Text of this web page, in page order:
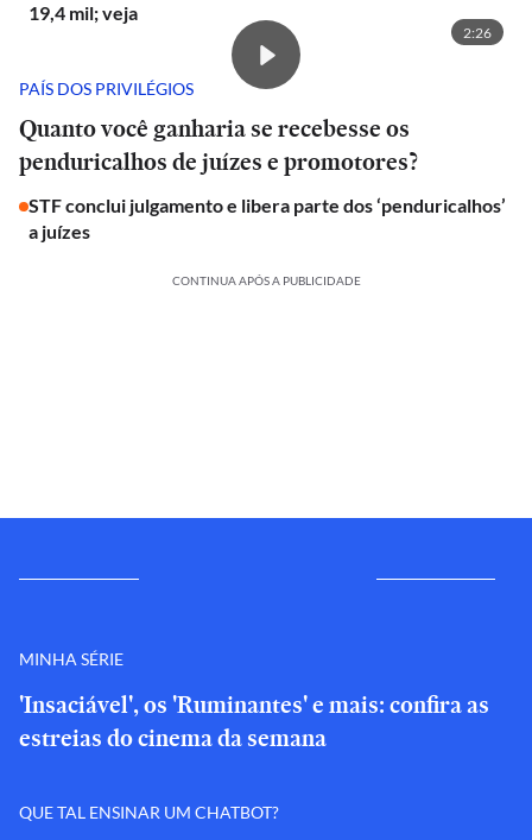
19,4 mil; veja
2:26
PAÍS DOS PRIVILÉGIOS
Quanto você ganharia se recebesse os
penduricalhos de juízes e promotores?
STF conclui julgamento e libera parte dos ‘penduricalhos’
a juízes
CONTINUA APÓS A PUBLICIDADE
MINHA SÉRIE
'Insaciável', os 'Ruminantes' e mais: confira as
estreias do cinema da semana
QUE TAL ENSINAR UM CHATBOT?